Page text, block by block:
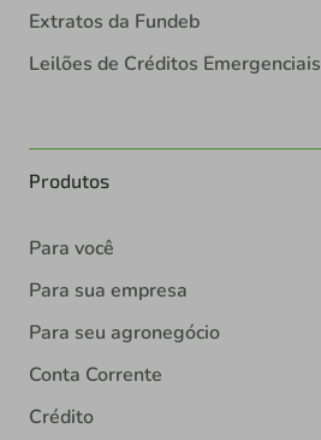
Extratos da Fundeb
Leilões de Créditos Emergenciais
Produtos
Para você
Para sua empresa
Para seu agronegócio
Conta Corrente
Crédito